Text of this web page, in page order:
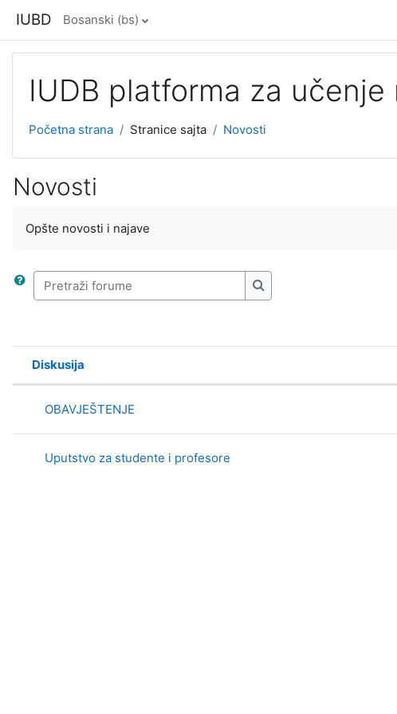
IUBD Bosanski ‎(bs)‎
IUDB platforma za učenje
Početna strana Stranice sajta Novosti
Novosti
Opšte novosti i najave
Pretraži forume
Pretraži forume
List of discussions. Showing 2 of 2
Status
Diskusija
OBAVJEŠTENJE
Uputstvo za studente i profesore